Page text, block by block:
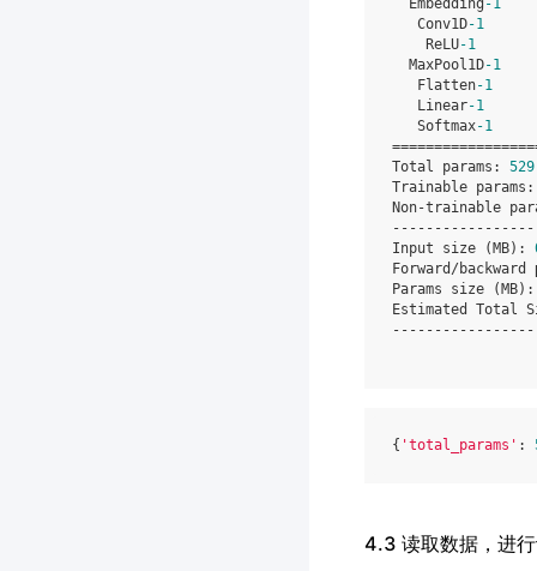
   Conv1D
-1
    ReLU
-1
  MaxPool1D
-1
   Flatten
-1
   Linear
-1
   Softmax
-1
Total params: 529
Trainable
Non-trainable
Input size (MB):
Forward/backward
Params size
Estimated Total
{ 'total_params' :
4.3 读取数据，进